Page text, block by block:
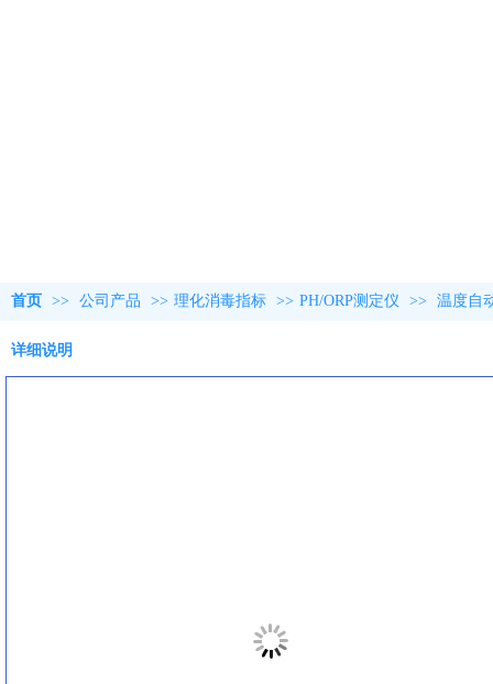
首页 >> 公司产品 >> 理化消毒指标 >> PH/ORP测定仪 >> 温度自
详细说明